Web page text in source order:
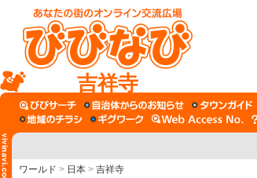
吉祥寺
ワールド > 日本 > 吉祥寺